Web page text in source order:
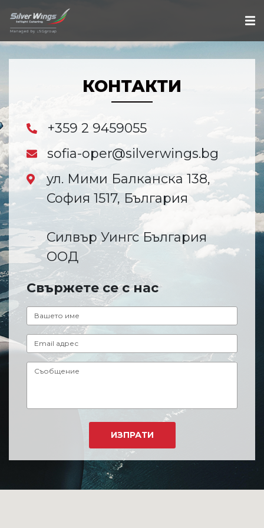
КОНТАКТИ
+359 2 9459055
sofia-oper@silverwings.bg
ул. Мими Балканска 138,
София 1517, България
Силвър Уингс България
ООД
Свържете се с нас
ИЗПРАТИ